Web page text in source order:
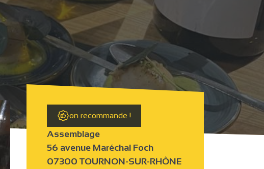
on recommande !
Assemblage
56 avenue Maréchal Foch
07300 TOURNON-SUR-RHÔNE